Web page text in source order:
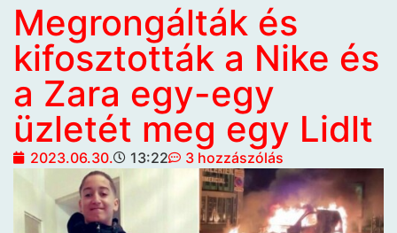
Megrongálták és
kifosztották a Nike és
a Zara egy-egy
üzletét meg egy Lidlt
2023.06.30. 13:22 3 hozzászólás